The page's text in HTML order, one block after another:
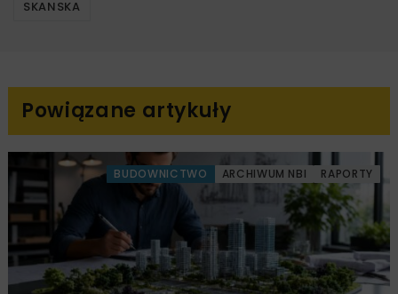
SKANSKA
Powiązane artykuły
BUDOWNICTWO ARCHIWUM NBI RAPORTY